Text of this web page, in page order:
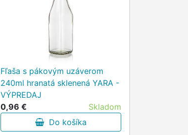
Fľaša s pákovým uzáverom
240ml hranatá sklenená YARA -
VÝPREDAJ
0,96 €
Skladom
Do košíka